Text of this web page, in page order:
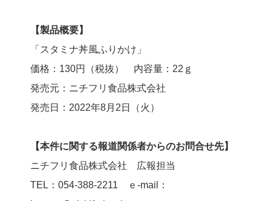
【製品概要】
「スタミナ丼風ふりかけ」
価格：130円（税抜） 内容量：22ｇ
発売元：ニチフリ食品株式会社
発売日：2022年8月2日（火）
【本件に関する報道関係者からのお問合せ先】
ニチフリ食品株式会社 広報担当
TEL：054-388-2211 ｅ-mail：